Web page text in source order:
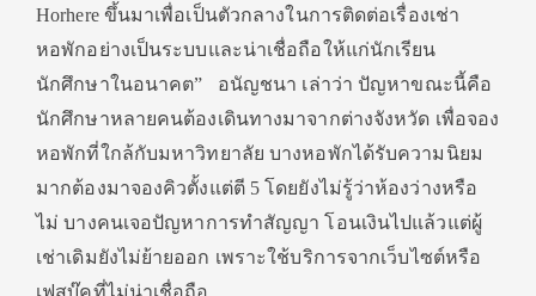
Horhere ขึ้นมาเพื่อเป็นตัวกลางในการติดต่อเรื่องเช่า
หอพักอย่างเป็นระบบและน่าเชื่อถือให้แก่นักเรียน
นักศึกษาในอนาคต” อนัญชนา เล่าว่า ปัญหาขณะนี้คือ
นักศึกษาหลายคนต้องเดินทางมาจากต่างจังหวัด เพื่อจอง
หอพักที่ใกล้กับมหาวิทยาลัย บางหอพักได้รับความนิยม
มากต้องมาจองคิวตั้งแต่ตี 5 โดยยังไม่รู้ว่าห้องว่างหรือ
ไม่ บางคนเจอปัญหาการทำสัญญา โอนเงินไปแล้วแต่ผู้
เช่าเดิมยังไม่ย้ายออก เพราะใช้บริการจากเว็บไซต์หรือ
เฟสบุ๊คที่ไม่น่าเชื่อถือ